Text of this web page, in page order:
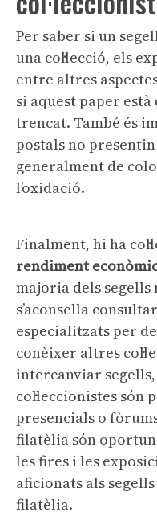
Per saber si un
una col·lecció, els
entre altres
si aquest paper
trencat. També és
postals no
generalment de
l’oxidació.
Finalment, hi ha
rendiment
majoria dels
s’aconsella
especialitzats per
conèixer altres
intercanviar
col·leccionistes són
presencials o
filatèlia són
les fires i les
aficionats als
filatèlia.